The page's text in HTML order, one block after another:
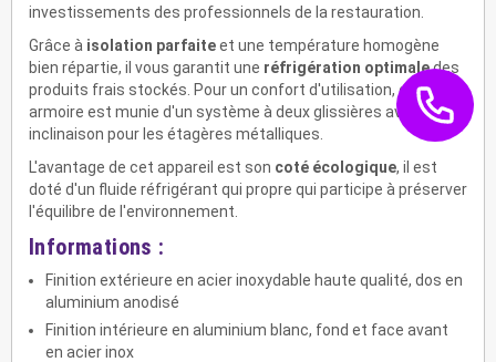
investissements des professionnels de la restauration.
Grâce à isolation parfaiteet une température homogène
bien répartie, il vous garantit une réfrigération optimaledes
produits frais stockés. Pour un confort d'utilisation, cette
armoire est munie d'un système à deux glissières avec anti-
inclinaison pour les étagères métalliques.
L'avantage de cet appareil est son coté écologique, il est
doté d'un fluide réfrigérant qui propre qui participe à préserver
l'équilibre de l'environnement.
Informations :
Finition extérieure en acier inoxydable haute qualité, dos en
aluminium anodisé
Finition intérieure en aluminium blanc, fond et face avant
en acier inox